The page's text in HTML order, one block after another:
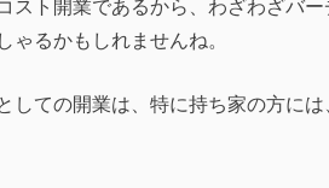
スト開業であるから、わざわざバ
ゃるかもしれませんね。
しての開業は、特に持ち家の方に